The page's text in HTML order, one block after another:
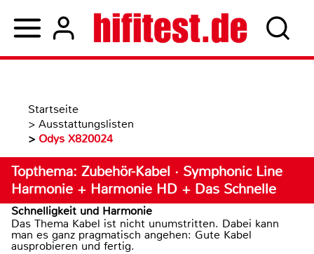
Startseite
> Ausstattungslisten
> Odys X820024
Topthema: Zubehör-Kabel · Symphonic Line
Harmonie + Harmonie HD + Das Schnelle
Schnelligkeit und Harmonie
Das Thema Kabel ist nicht unumstritten. Dabei kann
man es ganz pragmatisch angehen: Gute Kabel
ausprobieren und fertig.